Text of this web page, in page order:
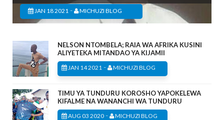
JAN 18 2021 - MICHUZI BLOG
NELSON NTOMBELA; RAIA WA AFRIKA KUSINI
ALIYETEKA MITANDAO YA KIJAMII
JAN 14 2021 - MICHUZI BLOG
TIMU YA TUNDURU KOROSHO YAPOKELEWA
KIFALME NA WANANCHI WA TUNDURU
AUG 03 2020 - MICHUZI BLOG